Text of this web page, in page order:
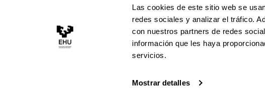
Las cookies de este sitio web se
redes sociales y analizar el tráfico.
con nuestros partners de redes
información que les haya
servicios.
Mostrar detalles
española para